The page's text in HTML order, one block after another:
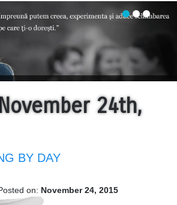
24th,
BY DAY
on: November 24, 2015